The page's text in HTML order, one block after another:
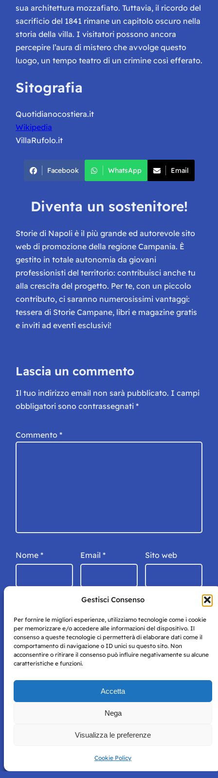
Gestisci Consenso
Per fornire le migliori esperienze, utilizziamo tecnologie come i cookie
per memorizzare e/o accedere alle informazioni del dispositivo. Il
consenso a queste tecnologie ci permetterà di elaborare dati come il
comportamento di navigazione o ID unici su questo sito. Non
acconsentire o ritirare il consenso può influire negativamente su alcune
caratteristiche e funzioni.
Accetta
Nega
Visualizza le preferenze
Cookie Policy
sua architettura mozzafiato. Tuttavia, il ricordo del
sacrificio del 1841 rimane un capitolo oscuro nella
storia della villa. I visitatori possono ancora
percepire l’aura di mistero che avvolge questo
luogo, un tempo teatro di un crimine così efferato.
Sitografia
Quotidianocostiera.it
Wikipedia
VillaRufolo.it
Facebook WhatsApp Email
Diventa un sostenitore!
Storie di Napoli è il più grande ed autorevole sito
web di promozione della regione Campania. È
gestito in totale autonomia da giovani
professionisti del territorio: contribuisci anche tu
alla crescita del progetto. Per te, con un piccolo
contributo, ci saranno numerosissimi vantaggi:
tessera di Storie Campane, libri e magazine gratis
e inviti ad eventi esclusivi!
Lascia un commento
Il tuo indirizzo email non sarà pubblicato. I campi
obbligatori sono contrassegnati *
Commento *
Nome * Email * Sito web
Storie di Napoli è una testata registrata presso il tribunale di
per mero scopo didattico e informativo.
perseguito secondo i termini di legge. Si nega l’utilizzo delle